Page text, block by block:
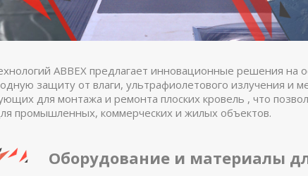
ABBEX предлагает инновационные решения
защиту от влаги, ультрафиолетового излучения и
для монтажа и ремонта плоских кровель , что
промышленных, коммерческих и жилых объектов.
Оборудование и материалы